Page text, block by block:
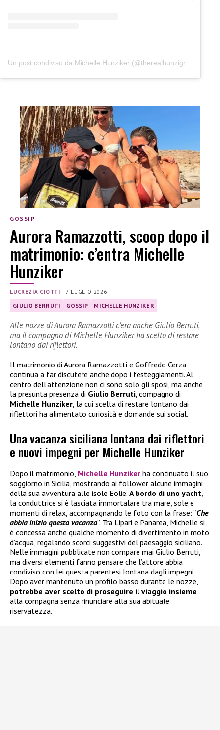
GOSSIP
Aurora Ramazzotti, scoop dopo il
matrimonio: c’entra Michelle
Hunziker
LUCREZIA CIOTTI |7 LUGLIO 2026
GIULIO BERRUTI GOSSIP MICHELLE HUNZIKER
Alle nozze di Aurora Ramazzotti c’era anche Giulio Berruti,
ma il compagno di Michelle Hunziker ha scelto di restare
lontano dai riflettori.
Il matrimonio di Aurora Ramazzotti e Goffredo Cerza
continua a far discutere anche dopo i festeggiamenti. Al
centro dell’attenzione non ci sono solo gli sposi, ma anche
la presunta presenza di Giulio Berruti , compagno di
Michelle Hunziker , la cui scelta di restare lontano dai
riflettori ha alimentato curiosità e domande sui social.
Una vacanza siciliana lontana dai riflettori
e nuovi impegni per Michelle Hunziker
Dopo il matrimonio, Michelle Hunziker ha continuato il suo
soggiorno in Sicilia, mostrando ai follower alcune immagini
della sua avventura alle isole Eolie. A bordo di uno yacht,
la conduttrice si è lasciata immortalare tra mare, sole e
momenti di relax, accompagnando le foto con la frase: “Che
abbia inizio questa vacanza”. Tra Lipari e Panarea, Michelle si
è concessa anche qualche momento di divertimento in moto
d’acqua, regalando scorci suggestivi del paesaggio siciliano.
Nelle immagini pubblicate non compare mai Giulio Berruti,
ma diversi elementi fanno pensare che l’attore abbia
condiviso con lei questa parentesi lontana dagli impegni.
Dopo aver mantenuto un profilo basso durante le nozze,
potrebbe aver scelto di proseguire il viaggio insieme
alla compagna senza rinunciare alla sua abituale
riservatezza.